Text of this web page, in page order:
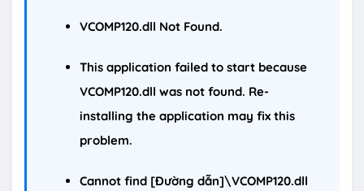
VCOMP120.dll Not Found.
This application failed to start because
VCOMP120.dll was not found. Re-
installing the application may fix this
problem.
Cannot find [Đường dẫn]\VCOMP120.dll